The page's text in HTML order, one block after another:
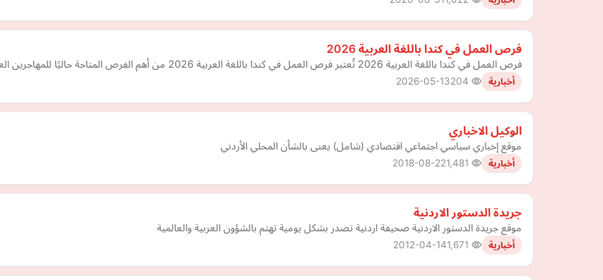
فرص العمل في كندا باللغة العربية 2026
فرص العمل في كندا باللغة العربية 2026 تُعتبر فرص العمل في كندا باللغة العربية 2026 من أهم الفرص المتاحة حاليًا للمهاجرين العرب، حيث يشهد سوق العمل الكندي طلبًا متزايدًا على المتحد…
أخبارية 2026-05-13
الوكيل الاخباري
موقع إخباري سياسي اجتماعي اقتصادي (شامل) يعنى بالشأن المحلي الأردني
أخبارية 2018-08-22
جريدة الدستور الاردنية
موقع جريدة الدستور الاردنية صحيفة اردنية تصدر بشكل يومية تهتم بالشؤون العربية والعالمية
أخبارية 2012-04-14